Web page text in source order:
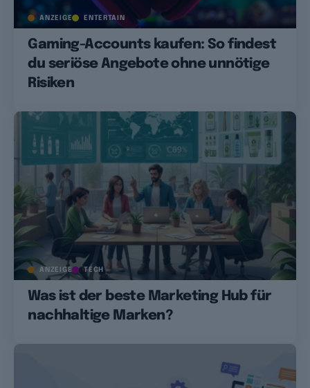
ANZEIGE ENTERTAIN
Gaming-Accounts kaufen: So findest
du seriöse Angebote ohne unnötige
Risiken
ANZEIGE TECH
Was ist der beste Marketing Hub für
nachhaltige Marken?